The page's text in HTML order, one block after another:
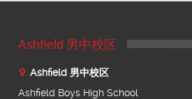
Ashfield 男中校区
Ashfield 男中校区
Ashfield Boys High School